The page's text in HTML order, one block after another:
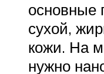
основные
сухой,
кожи. На
нужно